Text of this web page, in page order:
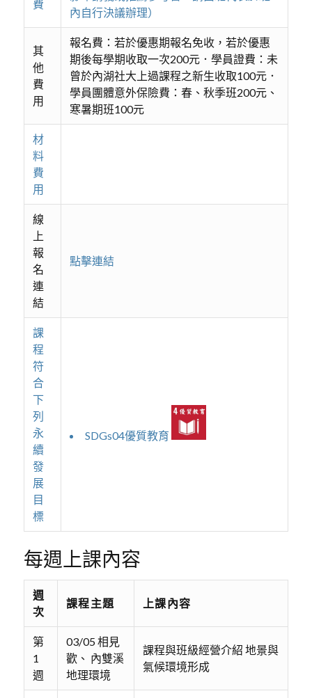
費
內自行決議辦理）
其
他
費
用
報名費：若於優惠期報名免收，若於優惠
期後每學期收取一次200元．學員證費：未
曾於內湖社大上過課程之新生收取100元．
學員團體意外保險費：春、秋季班200元、
寒暑期班100元
材
料
費
用
線
上
報
名
連
結
點擊連結
課
程
符
合
下
列
永
續
發
展
目
標
SDGs04優質教育
每週上課內容
週
次
課程主題 上課內容
第
1
週
03/05 相見
歡、 內雙溪
地理環境
課程與班級經營介紹 地景與
氣候環境形成